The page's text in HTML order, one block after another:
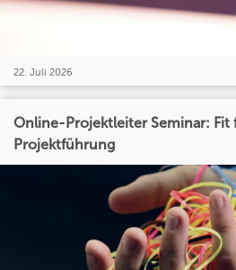
22. Juli 2026
Online-Projektleiter Seminar: Fit
Projektführung